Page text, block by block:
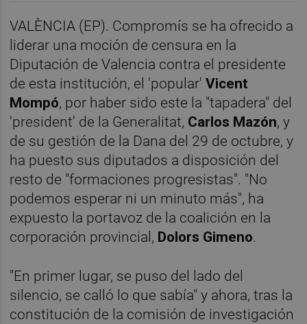
VALÈNCIA (EP). Compromís se ha ofrecido a
liderar una moción de censura en la
Diputación de Valencia contra el presidente
de esta institución, el 'popular'Vicent
Mompó, por haber sido este la "tapadera" del
'president' de la Generalitat, Carlos Mazón, y
de su gestión de la Dana del 29 de octubre, y
ha puesto sus diputados a disposición del
resto de "formaciones progresistas". "No
podemos esperar ni un minuto más", ha
expuesto la portavoz de la coalición en la
corporación provincial, Dolors Gimeno.
"En primer lugar, se puso del lado del
silencio, se calló lo que sabía" y ahora, tras la
constitución de la comisión de investigación